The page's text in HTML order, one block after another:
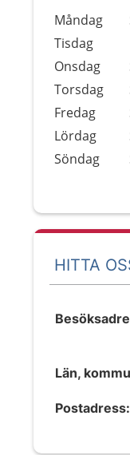
Dag
Öppettider
Måndag
Tisdag
Onsdag
Torsdag
Fredag
Lördag
Söndag
HITTA
Län,
Postadress: